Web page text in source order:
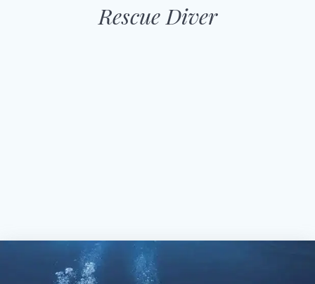
Rescue Diver